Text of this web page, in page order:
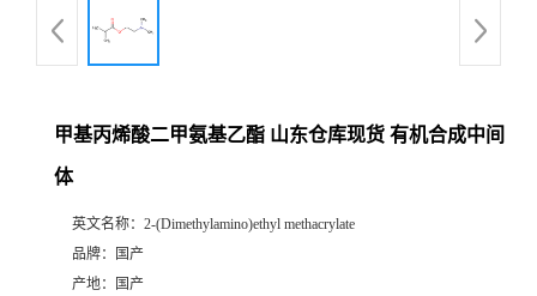
甲基丙烯酸二甲氨基乙酯 山东仓库现货 有机合成中间
体
英文名称： 2-(Dimethylamino)ethyl methacrylate
品牌：
国产
产地：
国产